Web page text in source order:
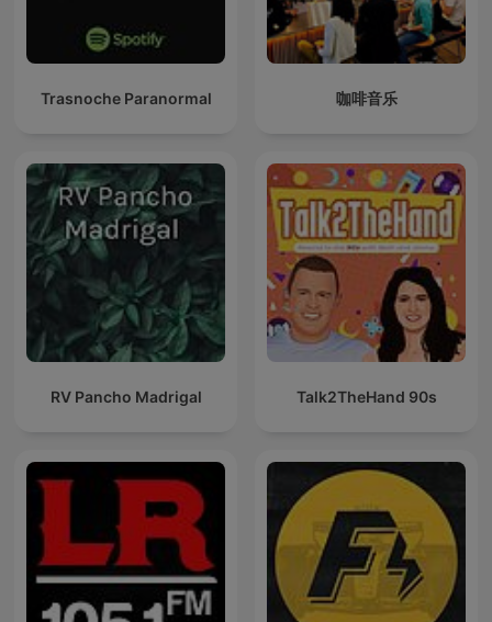
咖啡音乐
Trasnoche Paranormal
Talk2TheHand 90s
RV Pancho Madrigal